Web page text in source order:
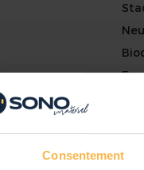
Consentement
Eau
-